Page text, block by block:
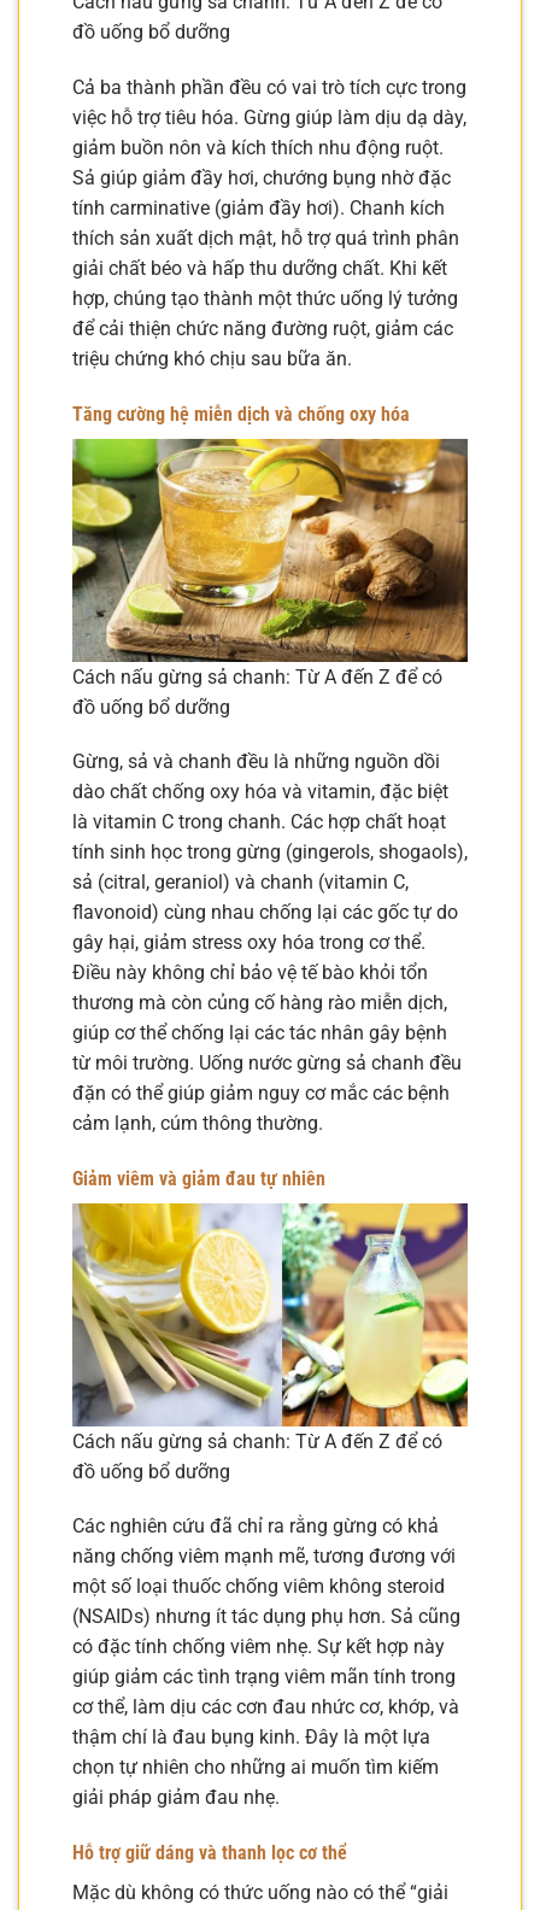
đồ uống bổ dưỡng
Cả ba thành phần đều có vai trò tích cực trong
việc hỗ trợ tiêu hóa. Gừng giúp làm dịu dạ dày,
giảm buồn nôn và kích thích nhu động ruột.
Sả giúp giảm đầy hơi, chướng bụng nhờ đặc
tính carminative (giảm đầy hơi). Chanh kích
thích sản xuất dịch mật, hỗ trợ quá trình phân
giải chất béo và hấp thu dưỡng chất. Khi kết
hợp, chúng tạo thành một thức uống lý tưởng
để cải thiện chức năng đường ruột, giảm các
triệu chứng khó chịu sau bữa ăn.
Tăng cường hệ miễn dịch và chống oxy hóa
Cách nấu gừng sả chanh: Từ A đến Z để có
đồ uống bổ dưỡng
Gừng, sả và chanh đều là những nguồn dồi
dào chất chống oxy hóa và vitamin, đặc biệt
là vitamin C trong chanh. Các hợp chất hoạt
tính sinh học trong gừng (gingerols, shogaols),
sả (citral, geraniol) và chanh (vitamin C,
flavonoid) cùng nhau chống lại các gốc tự do
gây hại, giảm stress oxy hóa trong cơ thể.
Điều này không chỉ bảo vệ tế bào khỏi tổn
thương mà còn củng cố hàng rào miễn dịch,
giúp cơ thể chống lại các tác nhân gây bệnh
từ môi trường. Uống nước gừng sả chanh đều
đặn có thể giúp giảm nguy cơ mắc các bệnh
cảm lạnh, cúm thông thường.
Giảm viêm và giảm đau tự nhiên
Cách nấu gừng sả chanh: Từ A đến Z để có
đồ uống bổ dưỡng
Các nghiên cứu đã chỉ ra rằng gừng có khả
năng chống viêm mạnh mẽ, tương đương với
một số loại thuốc chống viêm không steroid
(NSAIDs) nhưng ít tác dụng phụ hơn. Sả cũng
có đặc tính chống viêm nhẹ. Sự kết hợp này
giúp giảm các tình trạng viêm mãn tính trong
cơ thể, làm dịu các cơn đau nhức cơ, khớp, và
thậm chí là đau bụng kinh. Đây là một lựa
chọn tự nhiên cho những ai muốn tìm kiếm
giải pháp giảm đau nhẹ.
Hỗ trợ giữ dáng và thanh lọc cơ thể
Mặc dù không có thức uống nào có thể “giải